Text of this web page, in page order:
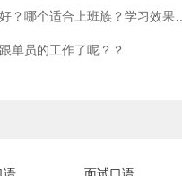
单员的工作了呢？？